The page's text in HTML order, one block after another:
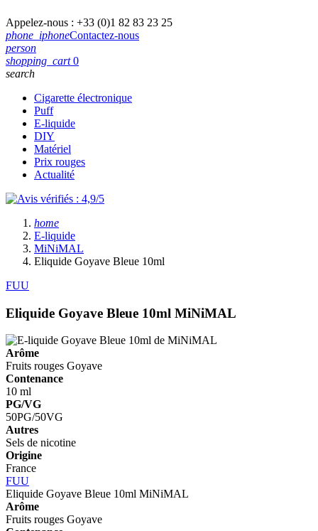
Appelez-nous : +33 (0)1 82 83 23 25
phone_iphoneContactez-nous
person
shopping_cart 0
search
Cigarette électronique
Puff
E-liquide
DIY
Matériel
Prix rouges
Actualité
home
E-liquide
MiNiMAL
Eliquide Goyave Bleue 10ml
FUU
Eliquide Goyave Bleue 10ml MiNiMAL
Arôme
Fruits rouges Goyave
Contenance
10 ml
PG/VG
50PG/50VG
Autres
Sels de nicotine
Origine
France
FUU
Eliquide Goyave Bleue 10ml MiNiMAL
Arôme
Fruits rouges Goyave